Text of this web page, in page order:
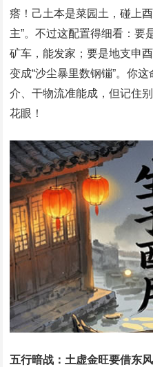
瘩！己土本是菜园土，碰上
主”。不过这配置得细看：要
矿车，能发家；要是地支申
变成“沙尘暴里数钢镚”。你这
介、干物流准能成，但记住
花眼！
五行暗战：土虚金旺要借东风